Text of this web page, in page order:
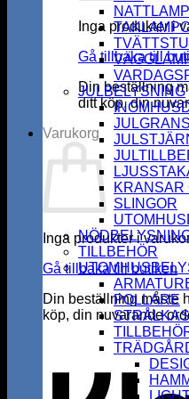
Inga produkter i
Gå tillbaka till
Din beställning
ditt köp, din
Varukorg
Inga produkter i
Gå tillbaka till butiken
Din beställning måste
köp, din nuvarande
JULBELYSNING
KRANSAR
SLINGOR
TILLBEHÖR
POLLARE